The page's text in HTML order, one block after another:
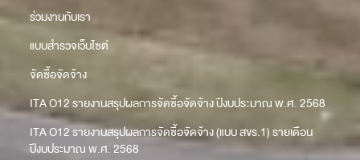
ร่วมงานกับเรา
แบบสำรวจเว็บไซต์
จัดซื้อจัดจ้าง
ITA O12 รายงานสรุปผลการจัดซื้อจัดจ้าง ปีงบประมาณ พ.ศ. 2568
ITA O12 รายงานสรุปผลการจัดซื้อจัดจ้าง (แบบ สขร.1) รายเดือน
ปีงบประมาณ พ.ศ. 2568